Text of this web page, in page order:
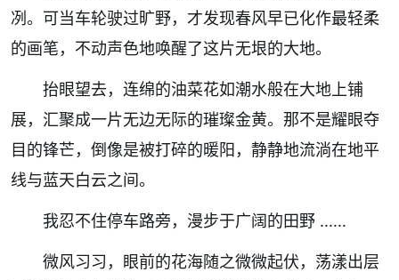
冽。可当车轮驶过旷野，才发现春风早已化作最轻柔
的画笔，不动声色地唤醒了这片无垠的大地。
抬眼望去，连绵的油菜花如潮水般在大地上铺
展，汇聚成一片无边无际的璀璨金黄。那不是耀眼夺
目的锋芒，倒像是被打碎的暖阳，静静地流淌在地平
线与蓝天白云之间。
我忍不住停车路旁，漫步于广阔的田野 ......
微风习习，眼前的花海随之微微起伏，荡漾出层